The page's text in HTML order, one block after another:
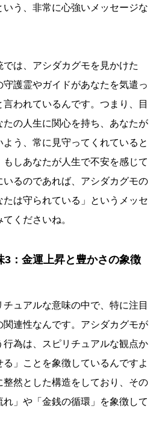
う、非常に心強いメッセージな
は、アシダカグモを見かけた
守護霊やガイドがあなたを気遣っ
われているんです。つまり、目
たの人生に関心を持ち、あなたが
う、常に見守ってくれていると
しあなたが人生で不安を感じて
いるのであれば、アシダカグモの
は守られている」というメッセ
くださいね。
3：金運上昇と豊かさの象徴
ュアルな意味の中で、特に注目
連性なんです。アシダカグモが
為は、スピリチュアルな観点か
」ことを象徴しているんですよ
整然とした構造をしており、その
」や「金銭の循環」を象徴して